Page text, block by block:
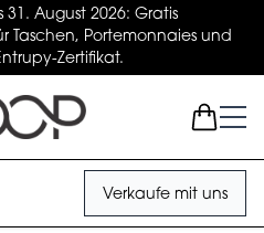
31. August 2026: Gratis
Taschen, Portemonnaies und
Zertifikat.
Verkaufe mit uns